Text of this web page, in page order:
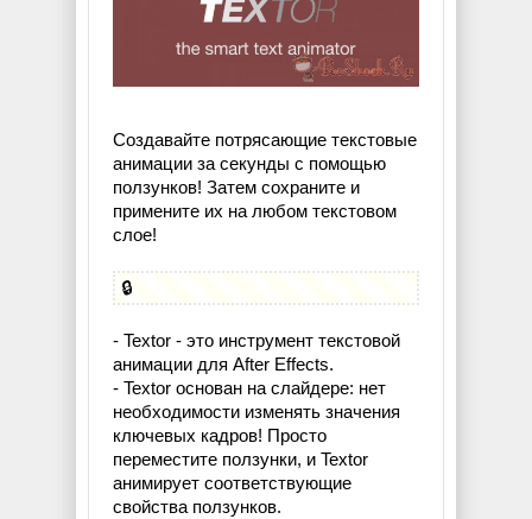
Создавайте потрясающие текстовые
анимации за секунды с помощью
ползунков! Затем сохраните и
примените их на любом текстовом
слое!
🔒
- Textor - это инструмент текстовой
анимации для After Effects.
- Textor основан на слайдере: нет
необходимости изменять значения
ключевых кадров! Просто
переместите ползунки, и Textor
анимирует соответствующие
свойства ползунков.